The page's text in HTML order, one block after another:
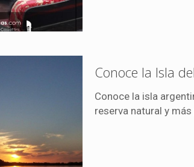
Conoce la Isla
Conoce la isla
reserva natural y